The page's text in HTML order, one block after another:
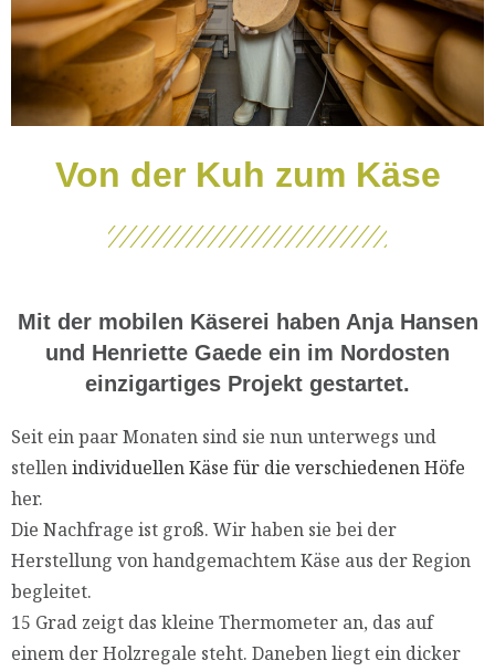
Von der Kuh zum Käse
Mit der mobilen Käserei haben Anja Hansen
und Henriette Gaede ein im Nordosten
einzigartiges Projekt gestartet.
Seit ein paar Monaten sind sie nun unterwegs und
stellenindividuellen Käse für die verschiedenen Höfe
her.
Die Nachfrage ist groß. Wir haben sie bei der
Herstellung von handgemachtem Käse aus der Region
begleitet.
15 Grad zeigt das kleine Thermometer an, das auf
einem der Holzregale steht. Daneben liegt ein dicker